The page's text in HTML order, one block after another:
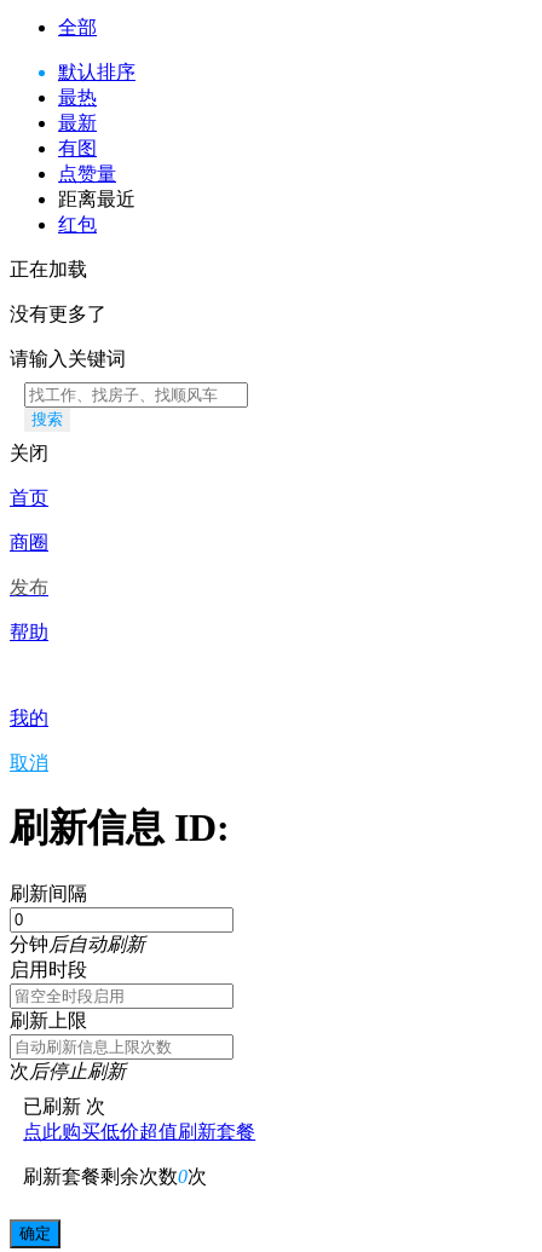
全部
默认排序
最热
最新
有图
点赞量
距离最近
红包
正在加载
没有更多了
请输入关键词
搜索
关闭
首页
商圈
发布
帮助
我的
取消
刷新信息 ID:
刷新间隔
分钟后自动刷新
启用时段
刷新上限
次后停止刷新
已刷新 次
点此购买低价超值刷新套餐
刷新套餐剩余次数0次